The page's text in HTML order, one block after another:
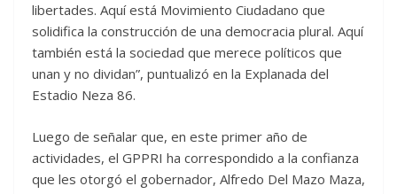
libertades. Aquí está Movimiento Ciudadano que
solidifica la construcción de una democracia plural. Aquí
también está la sociedad que merece políticos que
unan y no dividan”, puntualizó en la Explanada del
Estadio Neza 86.
Luego de señalar que, en este primer año de
actividades, el GPPRI ha correspondido a la confianza
que les otorgó el gobernador, Alfredo Del Mazo Maza,